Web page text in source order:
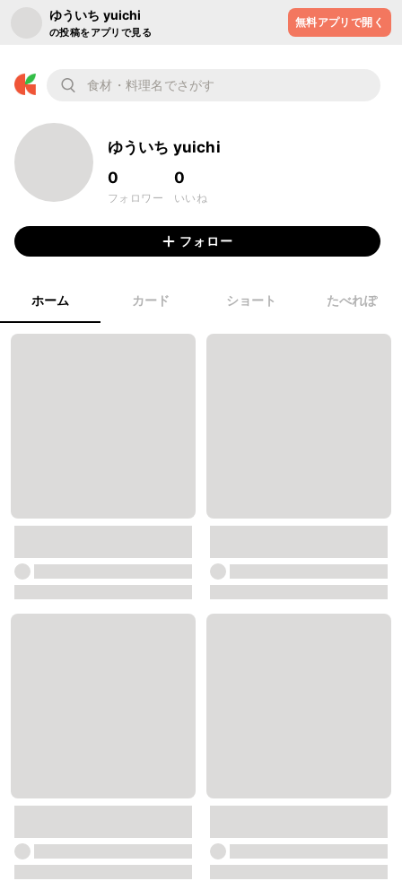
ゆういち yuichi
の投稿をアプリで見る
無料アプリで開く
ゆういち yuichi
0
フォロワー
0
いいね
フォロー
ホーム カード ショート たべれぽ